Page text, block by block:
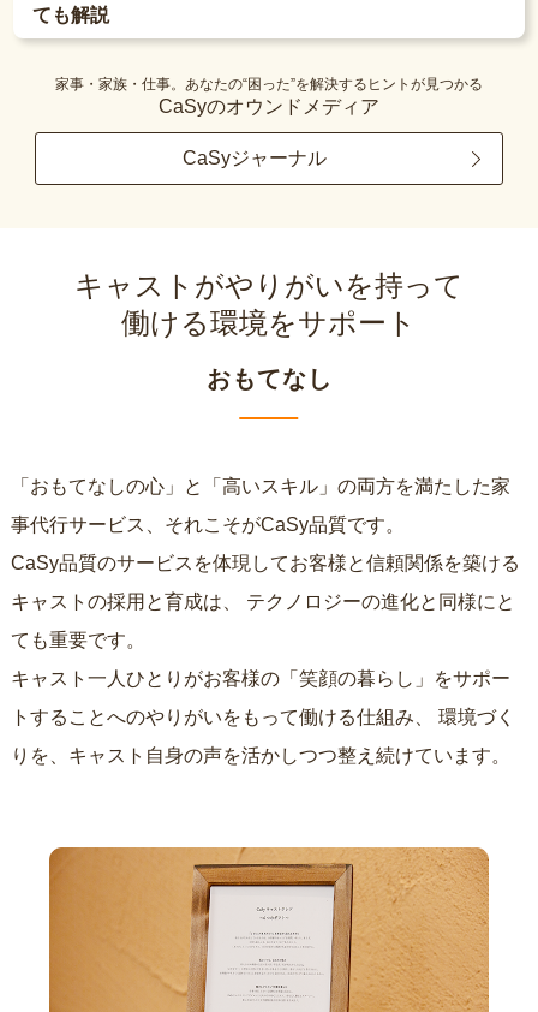
ても解説
家事・家族・仕事。あなたの“困った”を解決するヒントが見つかる
CaSyのオウンドメディア
CaSyジャーナル
キャストがやりがいを持って
働ける環境をサポート
おもてなし
「おもてなしの心」と「高いスキル」の両方を満たした家
事代行サービス、それこそがCaSy品質です。
CaSy品質のサービスを体現してお客様と信頼関係を築ける
キャストの採用と育成は、
ても重要です。
キャスト一人ひとりがお客様の「笑顔の暮らし」をサポー
トすることへのやりがいをもって働ける仕組み、
りを、キャスト自身の声を活かしつつ整え続けています。